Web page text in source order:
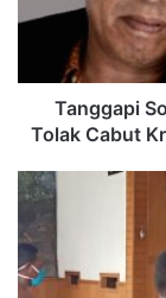
Tanggapi
Tolak Cabut